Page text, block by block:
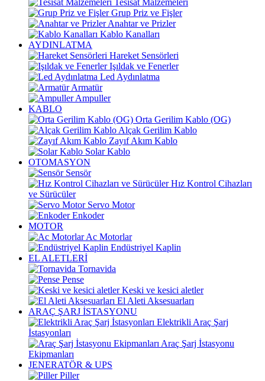
Tesisat Malzemeleri
Grup Priz ve Fişler
Anahtar ve Prizler
Kablo Kanalları
AYDINLATMA
Hareket Sensörleri
Işıldak ve Fenerler
Led Aydınlatma
Armatür
Ampuller
KABLO
Orta Gerilim Kablo (OG)
Alçak Gerilim Kablo
Zayıf Akım Kablo
Solar Kablo
OTOMASYON
Sensör
Hız Kontrol Cihazları
ve Sürücüler
Servo Motor
Enkoder
MOTOR
Ac Motorlar
Endüstriyel Kaplin
EL ALETLERİ
Tornavida
Pense
Keski ve kesici aletler
El Aleti Aksesuarları
ARAÇ ŞARJ İSTASYONU
Elektrikli Araç Şarj
İstasyonları
Araç Şarj İstasyonu
Ekipmanları
JENERATÖR & UPS
Piller